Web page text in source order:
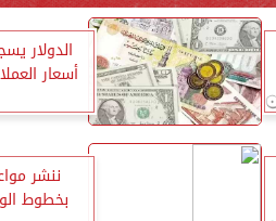
أسعار
ننشر
بخطوط